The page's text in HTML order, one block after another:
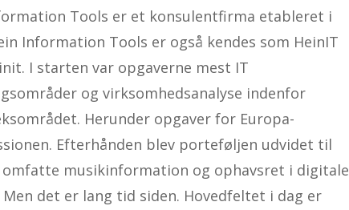
Tools er et konsulentfirma etableret i
Information Tools er også kendes som HeinIT
I starten var opgaverne mest IT
og virksomhedsanalyse indenfor
Herunder opgaver for Europa-
Efterhånden blev porteføljen udvidet til
omfatte musikinformation og ophavsret i digitale
Men det er lang tid siden. Hovedfeltet i dag er